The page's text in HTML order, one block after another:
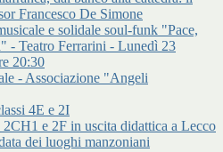
Francesco De Simone
e solidale soul-funk "Pace,
- Teatro Ferrarini - Lunedì 23
20:30
- Associazione "Angeli
4E e 2I
e 2F in uscita didattica a Lecco
dei luoghi manzoniani